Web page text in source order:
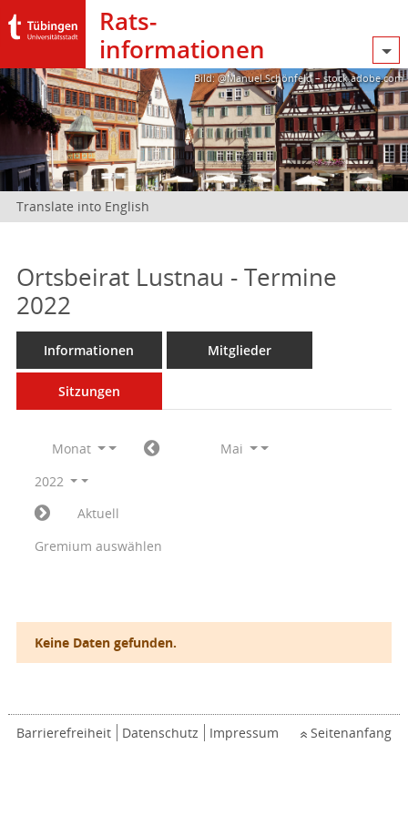
Rats­
informationen
Bild: @Manuel Schönfeld – stock.adobe.com
Translate into English
Ortsbeirat Lustnau - Termine
2022
Informationen Mitglieder
Sitzungen
Monat
Mai
2022
Aktuell
Gremium auswählen
Keine Daten gefunden.
Barrierefreiheit Datenschutz Impressum Seitenanfang